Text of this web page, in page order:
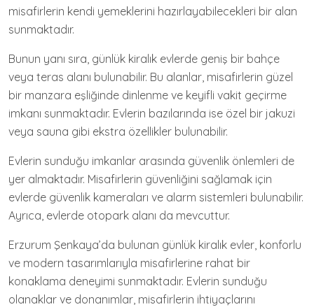
misafirlerin kendi yemeklerini hazırlayabilecekleri bir alan
sunmaktadır.
Bunun yanı sıra, günlük kiralık evlerde geniş bir bahçe
veya teras alanı bulunabilir. Bu alanlar, misafirlerin güzel
bir manzara eşliğinde dinlenme ve keyifli vakit geçirme
imkanı sunmaktadır. Evlerin bazılarında ise özel bir jakuzi
veya sauna gibi ekstra özellikler bulunabilir.
Evlerin sunduğu imkanlar arasında güvenlik önlemleri de
yer almaktadır. Misafirlerin güvenliğini sağlamak için
evlerde güvenlik kameraları ve alarm sistemleri bulunabilir.
Ayrıca, evlerde otopark alanı da mevcuttur.
Erzurum Şenkaya’da bulunan günlük kiralık evler, konforlu
ve modern tasarımlarıyla misafirlerine rahat bir
konaklama deneyimi sunmaktadır. Evlerin sunduğu
olanaklar ve donanımlar, misafirlerin ihtiyaçlarını